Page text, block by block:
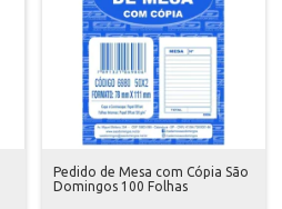
Pedido de Mesa com Cópia São
Domingos 100 Folhas